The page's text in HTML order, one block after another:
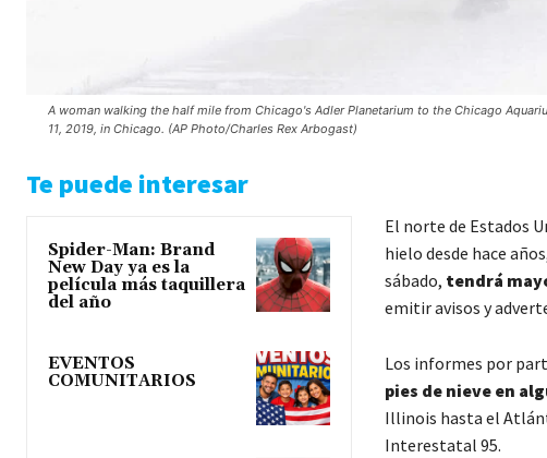
A woman walking the half mile from Chicago's Adler Planetarium to the Chicago
11, 2019, in Chicago. (AP Photo/Charles Rex Arbogast)
Te puede interesar
Spider-Man: Brand
New Day ya es la
película más taquillera
del año
EVENTOS
COMUNITARIOS
El norte de Estados
hielo desde hace
sábado, tendrá
emitir avisos y
Los informes por
pies de nieve en
Illinois hasta el
Interestatal 95.